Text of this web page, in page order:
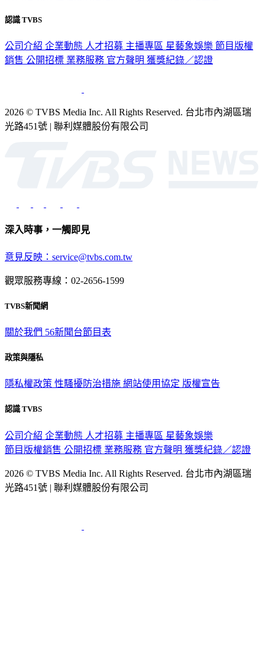
認識 TVBS
公司介紹 企業動態 人才招募 主播專區 星藝象娛樂 節目版權
銷售 公開招標 業務服務 官方聲明 獲獎紀錄／認證
2026 © TVBS Media Inc. All Rights Reserved. 台北市內湖區瑞
光路451號 | 聯利媒體股份有限公司
深入時事，一觸即見
意見反映：service@tvbs.com.tw
觀眾服務專線：02-2656-1599
TVBS新聞網
關於我們 56新聞台節目表
政策與隱私
隱私權政策 性騷擾防治措施 網站使用協定 版權宣告
認識 TVBS
公司介紹 企業動態 人才招募 主播專區 星藝象娛樂
節目版權銷售 公開招標 業務服務 官方聲明 獲獎紀錄／認證
2026 © TVBS Media Inc. All Rights Reserved. 台北市內湖區瑞
光路451號 | 聯利媒體股份有限公司